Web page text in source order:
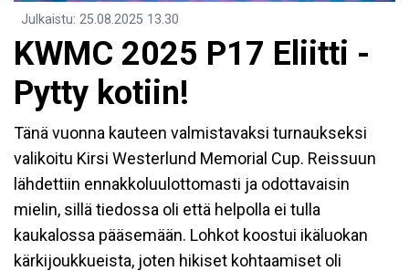
Julkaistu: 25.08.2025 13.30
KWMC 2025 P17 Eliitti -
Pytty kotiin!
Tänä vuonna kauteen valmistavaksi turnaukseksi
valikoitu Kirsi Westerlund Memorial Cup. Reissuun
lähdettiin ennakkoluulottomasti ja odottavaisin
mielin, sillä tiedossa oli että helpolla ei tulla
kaukalossa pääsemään. Lohkot koostui ikäluokan
kärkijoukkueista, joten hikiset kohtaamiset oli